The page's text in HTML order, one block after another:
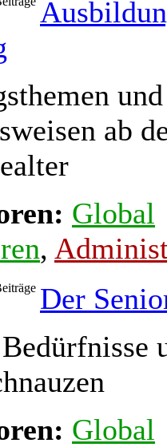
ab
Global
,
Der
Global